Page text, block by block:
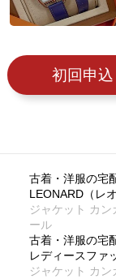
初回申込
古着・洋服の宅
LEONARD（レ
ジャケット カ
ール
古着・洋服の宅
レディースファ
ジャケット カ